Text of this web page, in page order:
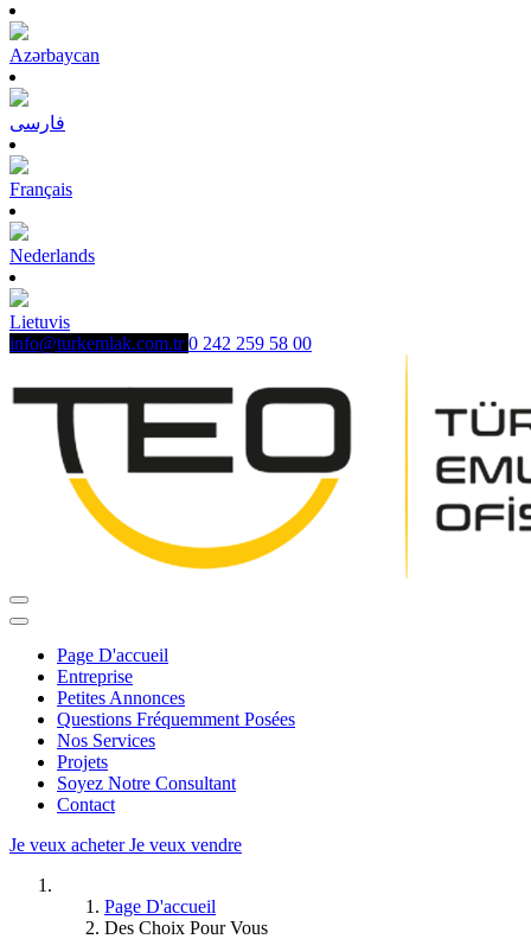
Azərbaycan
فارسی
Français
Nederlands
Lietuvis
info@turkemlak.com.tr 0 242 259 58 00
Page D'accueil
Entreprise
Petites Annonces
Questions Fréquemment Posées
Nos Services
Projets
Soyez Notre Consultant
Contact
Je veux acheter Je veux vendre
Page D'accueil
Des Choix Pour Vous